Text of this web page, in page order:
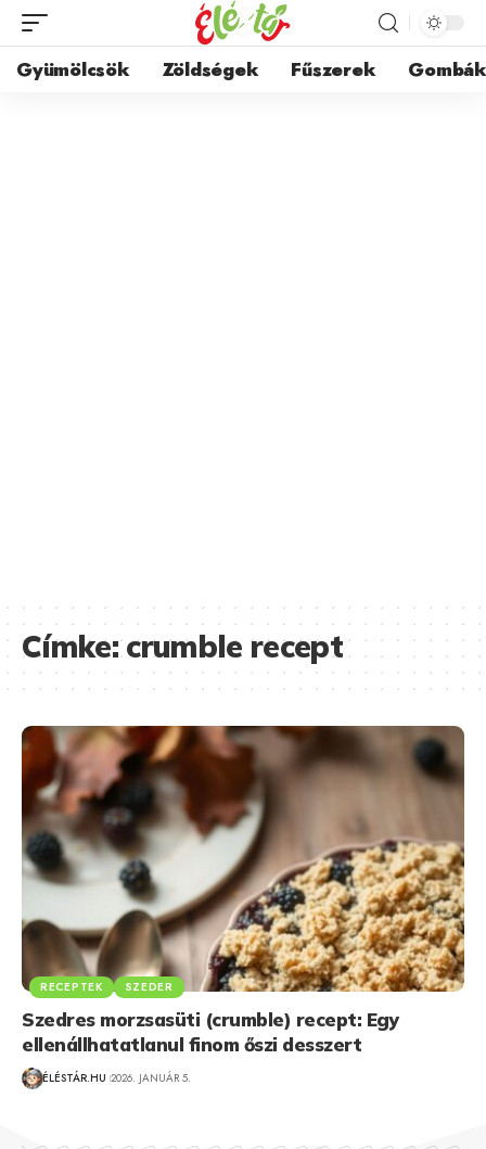
Gyümölcsök Zöldségek Fűszerek Gombák
Címke:crumble recept
RECEPTEK SZEDER
Szedres morzsasüti (crumble) recept: Egy
ellenállhatatlanul finom őszi desszert
ÉLÉSTÁR.HU 2026. JANUÁR 5.